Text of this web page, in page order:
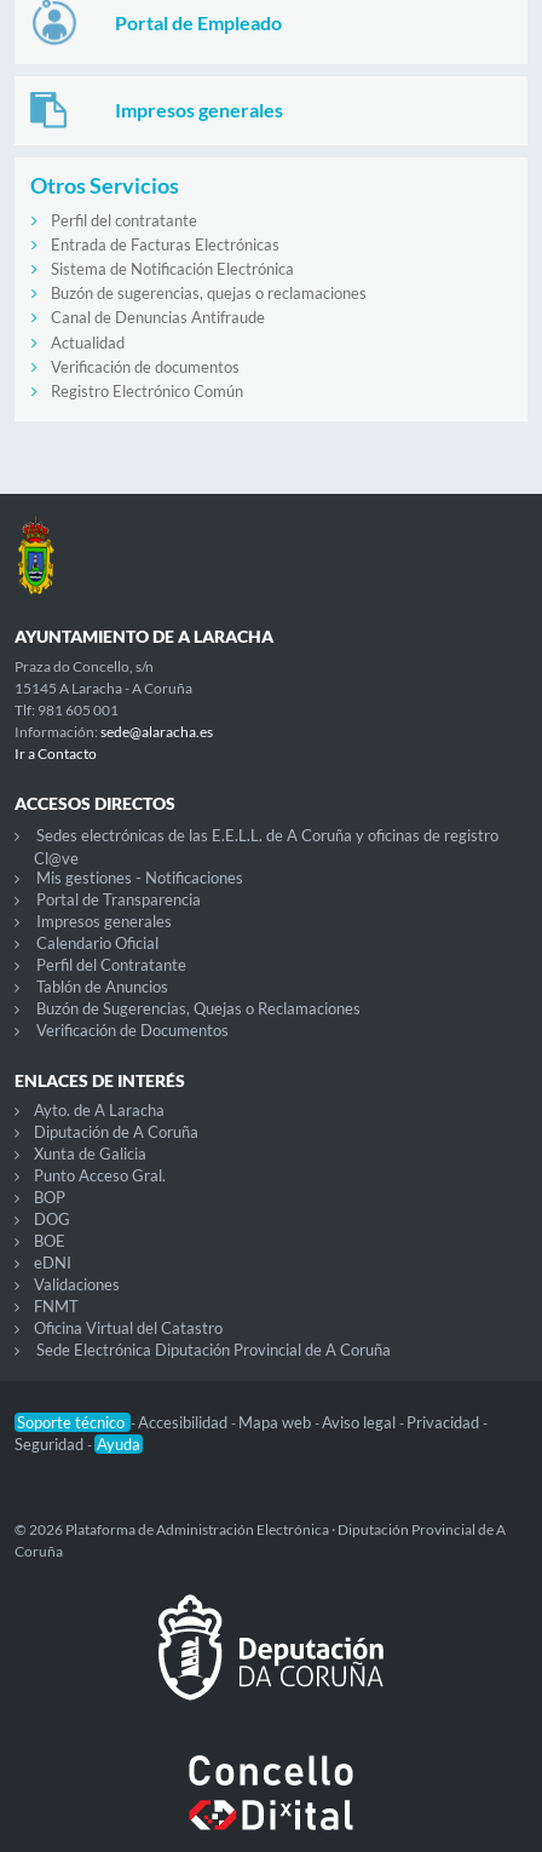
Portal de Empleado
Impresos generales
Otros Servicios
Perfil del contratante
Entrada de Facturas Electrónicas
Sistema de Notificación Electrónica
Buzón de sugerencias, quejas o reclamaciones
Canal de Denuncias Antifraude
Actualidad
Verificación de documentos
Registro Electrónico Común
AYUNTAMIENTO DE A LARACHA
Praza do Concello, s/n
15145 A Laracha - A Coruña
Tlf: 981 605 001
Información: sede@alaracha.es
Ir a Contacto
ACCESOS DIRECTOS
Sedes electrónicas de las E.E.L.L. de A Coruña y oficinas de registro
Cl@ve
Mis gestiones - Notificaciones
Portal de Transparencia
Impresos generales
Calendario Oficial
Perfil del Contratante
Tablón de Anuncios
Buzón de Sugerencias, Quejas o Reclamaciones
Verificación de Documentos
ENLACES DE INTERÉS
Ayto. de A Laracha
Diputación de A Coruña
Xunta de Galicia
Punto Acceso Gral.
BOP
DOG
BOE
eDNI
Validaciones
FNMT
Oficina Virtual del Catastro
Sede Electrónica Diputación Provincial de A Coruña
Soporte técnico -Accesibilidad - Mapa web -Aviso legal - Privacidad -
Seguridad - Ayuda
© 2026 Plataforma de Administración Electrónica · Diputación Provincial de A
Coruña